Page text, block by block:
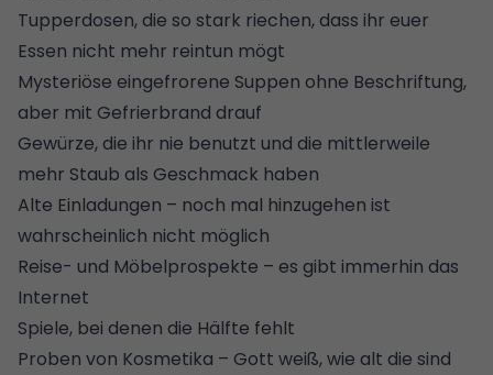
Tupperdosen, die so stark riechen, dass ihr euer
Essen nicht mehr reintun mögt
Mysteriöse eingefrorene Suppen ohne Beschriftung,
aber mit Gefrierbrand drauf
Gewürze, die ihr nie benutzt und die mittlerweile
mehr Staub als Geschmack haben
Alte Einladungen – noch mal hinzugehen ist
wahrscheinlich nicht möglich
Reise- und Möbelprospekte – es gibt immerhin das
Internet
Spiele, bei denen die Hälfte fehlt
Proben von Kosmetika – Gott weiß, wie alt die sind